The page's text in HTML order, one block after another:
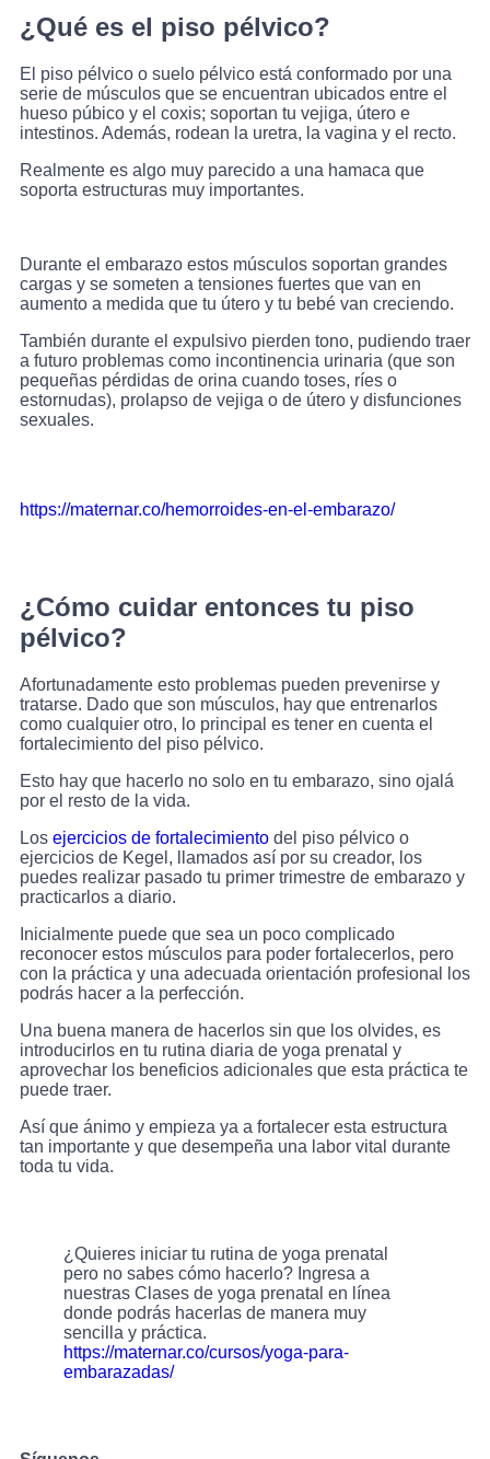
¿Qué es el piso pélvico?
El piso pélvico o suelo pélvico está conformado por una
serie de músculos que se encuentran ubicados entre el
hueso púbico y el coxis; soportan tu vejiga, útero e
intestinos. Además, rodean la uretra, la vagina y el recto.
Realmente es algo muy parecido a una hamaca que
soporta estructuras muy importantes.
Durante el embarazo estos músculos soportan grandes
cargas y se someten a tensiones fuertes que van en
aumento a medida que tu útero y tu bebé van creciendo.
También durante el expulsivo pierden tono, pudiendo traer
a futuro problemas como incontinencia urinaria (que son
pequeñas pérdidas de orina cuando toses, ríes o
estornudas), prolapso de vejiga o de útero y disfunciones
sexuales.
https://maternar.co/hemorroides-en-el-embarazo/
¿Cómo cuidar entonces tu piso
pélvico?
Afortunadamente esto problemas pueden prevenirse y
tratarse. Dado que son músculos, hay que entrenarlos
como cualquier otro, lo principal es tener en cuenta el
fortalecimiento del piso pélvico.
Esto hay que hacerlo no solo en tu embarazo, sino ojalá
por el resto de la vida.
Los ejercicios de fortalecimiento del piso pélvico o
ejercicios de Kegel, llamados así por su creador, los
puedes realizar pasado tu primer trimestre de embarazo y
practicarlos a diario.
Inicialmente puede que sea un poco complicado
reconocer estos músculos para poder fortalecerlos, pero
con la práctica y una adecuada orientación profesional los
podrás hacer a la perfección.
Una buena manera de hacerlos sin que los olvides, es
introducirlos en tu rutina diaria de yoga prenatal y
aprovechar los beneficios adicionales que esta práctica te
puede traer.
Así que ánimo y empieza ya a fortalecer esta estructura
tan importante y que desempeña una labor vital durante
toda tu vida.
¿Quieres iniciar tu rutina de yoga prenatal
pero no sabes cómo hacerlo? Ingresa a
nuestras Clases de yoga prenatal en línea
donde podrás hacerlas de manera muy
sencilla y práctica.
https://maternar.co/cursos/yoga-para-
embarazadas/